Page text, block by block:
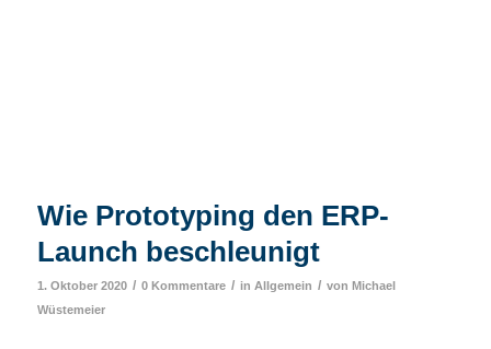
Wie Prototyping den ERP-
Launch beschleunigt
1. Oktober 2020 / 0 Kommentare / in Allgemein / von Michael
Wüstemeier